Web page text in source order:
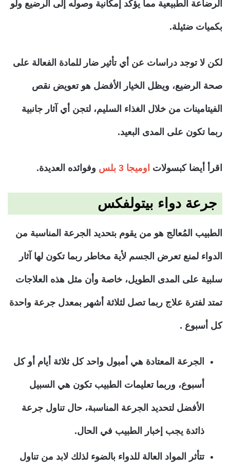
الرضاعة الطبيعية مما يؤكد إمكانية وصوله إلى الرضيع ولو
بكميات ضئيلة.
لكن لا توجد دراسات عن أي تأثير ضار للمادة الفعالة على
صحة الرضيع، ويظل الخيار الأفضل هو تعويض نقص
الفيتامينات من خلال الغذاء السليم، لتجن أي آثار جانبية
ربما تكون على المدى البعيد.
اقرأ أيضا كبسولات اوميجا 3 بلس وفوائده العديدة.
جرعة دواء بيتولفكس
الطبيب المُعالج هو من يقوم بتحديد الجرعة المناسبة من
الدواء لمنع تعرض الجسم لأية مخاطر ربما تكون لها آثار
سلبية على المدى الطويل، خاصة وأن مثل هذه العلاجات
تمتد لفترة علاج ربما تصل لثلاثة أشهر بمعدل جرعة واحدة
كل أسبوع .
الجرعة المعتادة هي أمبول واحد كل ثلاثة أيام أو كل
أسبوع، وربما تعليمات الطبيب تكون هي السبيل
الأفضل لتحديد الجرعة المناسبة، حال تناول جرعة
ذائدة يجب إخبار الطبيب في الحال.
تتأثر المواد العالة للدواء بالضوء لذلك لابد من تناول